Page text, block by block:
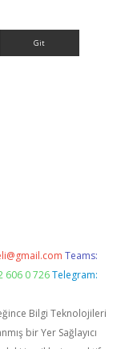
Teams:
606 0 726 Telegram:
Bilgi Teknolojileri
bir Yer Sağlayıcı